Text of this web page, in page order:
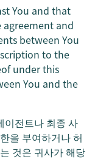
You and that
and
between You
to the
under this
You and the
이전트나 최종 사
을 부여하거나 허
것은 귀사가 해당